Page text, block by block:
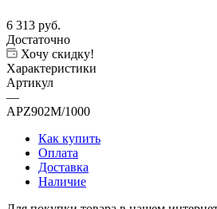
6 313 руб.
Достаточно
Хочу скидку!
Характеристики
Артикул
—
APZ902M/1000
Как купить
Оплата
Доставка
Наличие